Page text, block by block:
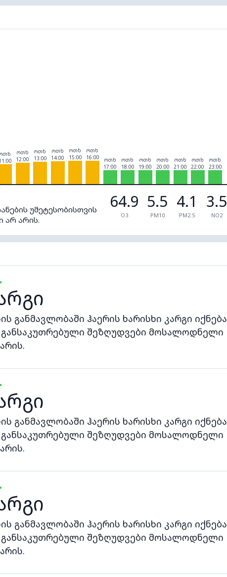
ოთხ
12:00
ოთხ
13:00
ოთხ
14:00
ოთხ
15:00
ოთხ
16:00
ოთხ
17:00
ოთხ
18:00
ოთხ
19:00
ოთხ
20:00
ოთხ
21:00
ოთხ
22:00
ოთხ
23:00
უმეტესობისთვის
არ არის.
64.9
O3
5.5
PM10
4.1
PM2.5
3.5
NO2
განმავლობაში ჰაერის ხარისხი კარგი იქნება
შეზღუდვები მოსალოდნელი
განმავლობაში ჰაერის ხარისხი კარგი იქნება
შეზღუდვები მოსალოდნელი
განმავლობაში ჰაერის ხარისხი კარგი იქნება
შეზღუდვები მოსალოდნელი